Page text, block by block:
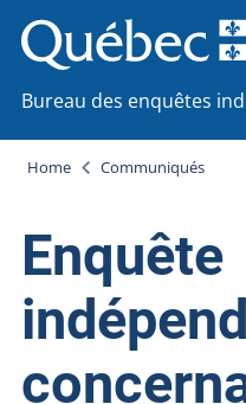
Bureau des enquêtes
Home Communiqués
Enquête